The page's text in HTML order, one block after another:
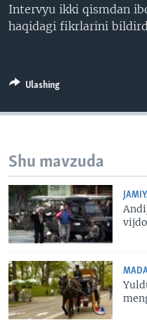
Intervyu ikki qismdan
haqidagi fikrlarini
Ulashing
Shu mavzuda